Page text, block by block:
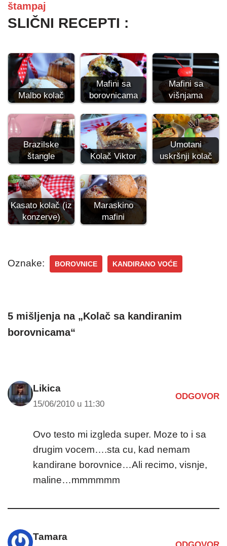
štampaj
SLIČNI RECEPTI :
Malbo kolač
Mafini sa
borovnicama
Mafini sa
višnjama
Brazilske
štangle
Kolač Viktor
Umotani
uskršnji kolač
Kasato kolač (iz
konzerve)
Maraskino
mafini
Oznake: BOROVNICE KANDIRANO VOĆE
5 mišljenja na „Kolač sa kandiranim
borovnicama“
Likica
15/06/2010 u 11:30
ODGOVOR
Ovo testo mi izgleda super. Moze to i sa
drugim vocem….sta cu, kad nemam
kandirane borovnice…Ali recimo, visnje,
maline…mmmmmm
Tamara